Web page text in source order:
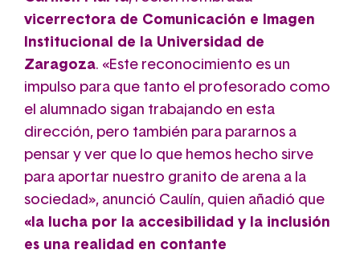
vicerrectora de Comunicación e Imagen
Institucional de la Universidad de
Zaragoza. «Este reconocimiento es un
impulso para que tanto el profesorado como
el alumnado sigan trabajando en esta
dirección, pero también para pararnos a
pensar y ver que lo que hemos hecho sirve
para aportar nuestro granito de arena a la
sociedad », anunció Caulín, quien añadió que
«l a lucha por la accesibilidad y la inclusión
es una realidad en contante